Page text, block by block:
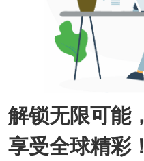
解锁无限可能，
享受全球精彩！